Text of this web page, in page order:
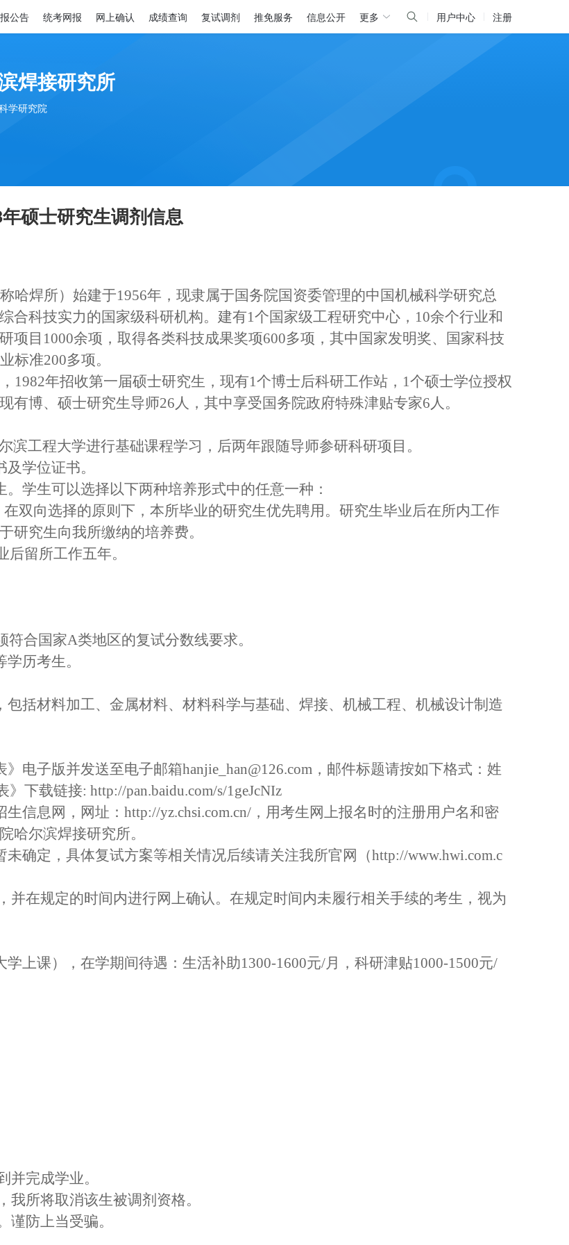
公告 统考网报 网上确认 成绩查询 复试调剂 推免服务 信息公开 更多 用户中心 注册
焊接研究所
学研究院
硕士研究生调剂信息
哈焊所）始建于1956年，现隶属于国务院国资委管理的中国机械科学研究总
合科技实力的国家级科研机构。建有1个国家级工程研究中心，10余个行业和
项目1000余项，取得各类科技成果奖项600多项，其中国家发明奖、国家科技
标准200多项。
1982年招收第一届硕士研究生，现有1个博士后科研工作站，1个硕士学位授权
有博、硕士研究生导师26人，其中享受国务院政府特殊津贴专家6人。
滨工程大学进行基础课程学习，后两年跟随导师参研科研项目。
学位证书。
学生可以选择以下两种培养形式中的任意一种：
双向选择的原则下，本所毕业的研究生优先聘用。研究生毕业后在所内工作
研究生向我所缴纳的培养费。
留所工作五年。
合国家A类地区的复试分数线要求。
历考生。
括材料加工、金属材料、材料科学与基础、焊接、机械工程、机械设计制造
电子版并发送至电子邮箱hanjie_han@126.com，邮件标题请按如下格式：姓
下载链接: http://pan.baidu.com/s/1geJcNIz
信息网，网址：http://yz.chsi.com.cn/，用考生网上报名时的注册用户名和密
哈尔滨焊接研究所。
确定，具体复试方案等相关情况后续请关注我所官网（http://www.hwi.com.c
并在规定的时间内进行网上确认。在规定时间内未履行相关手续的考生，视为
上课），在学期间待遇：生活补助1300-1600元/月，科研津贴1000-1500元/
并完成学业。
所将取消该生被调剂资格。
防上当受骗。